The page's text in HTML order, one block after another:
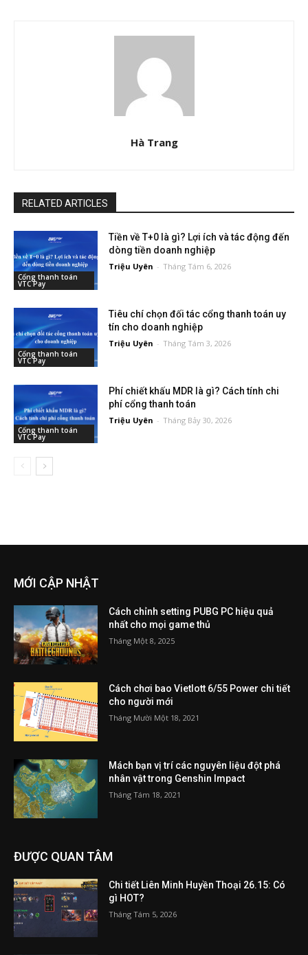
Hà Trang
RELATED ARTICLES
Cổng thanh toán
VTC Pay
Tiền về T+0 là gì? Lợi ích và tác động đến
dòng tiền doanh nghiệp
Triệu Uyên - Tháng Tám 6, 2026
Cổng thanh toán
VTC Pay
Tiêu chí chọn đối tác cổng thanh toán uy
tín cho doanh nghiệp
Triệu Uyên - Tháng Tám 3, 2026
Cổng thanh toán
VTC Pay
Phí chiết khấu MDR là gì? Cách tính chi
phí cổng thanh toán
Triệu Uyên - Tháng Bảy 30, 2026
MỚI CẬP NHẬT
Cách chỉnh setting PUBG PC hiệu quả
nhất cho mọi game thủ
Tháng Một 8, 2025
Cách chơi bao Vietlott 6/55 Power chi tiết
cho người mới
Tháng Mười Một 18, 2021
Mách bạn vị trí các nguyên liệu đột phá
nhân vật trong Genshin Impact
Tháng Tám 18, 2021
ĐƯỢC QUAN TÂM
Chi tiết Liên Minh Huyền Thoại 26.15: Có
gì HOT?
Tháng Tám 5, 2026